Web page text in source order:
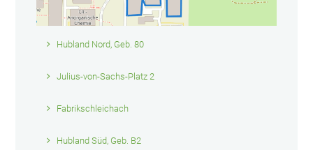
Hubland Nord, Geb. 80
Julius-von-Sachs-Platz 2
Fabrikschleichach
Hubland Süd, Geb. B2